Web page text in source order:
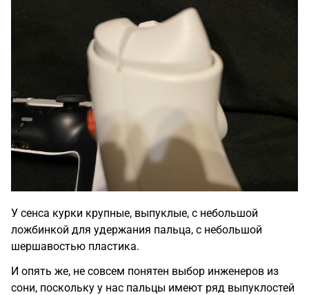
У сенса курки крупные, выпуклые, с небольшой
ложбинкой для удержания пальца, с небольшой
шершавостью пластика.
И опять же, не совсем понятен выбор инженеров из
сони, поскольку у нас пальцы имеют ряд выпуклостей